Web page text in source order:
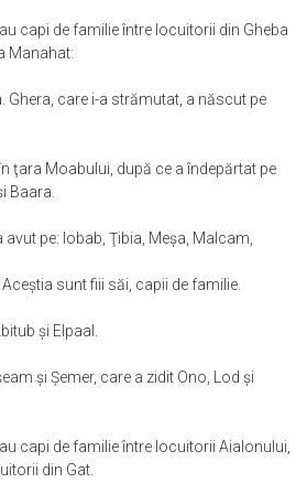
capi de familie între locuitorii din Gheba
Manahat:
Ghera, care i-a strămutat, a născut pe
ţara Moabului, după ce a îndepărtat pe
Baara.
pe: Iobab, Ţibia, Meşa, Malcam,
sunt fiii săi, capii de familie.
şi Elpaal.
şi Şemer, care a zidit Ono, Lod şi
capi de familie între locuitorii Aialonului,
din Gat.